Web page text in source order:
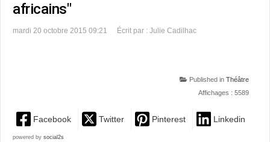
africains"
mardi 20 octobre 2015 09:21 Écrit par : Julie Cadilhac
Published in Théâtre
Affichages : 5589
Facebook Twitter Pinterest Linkedin
powered by social2s